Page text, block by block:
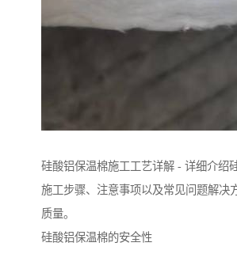
硅酸铝保温棉施工工艺详解 - 详细介绍
施工步骤、注意事项以及常见问题解决
质量。
硅酸铝保温棉的安全性